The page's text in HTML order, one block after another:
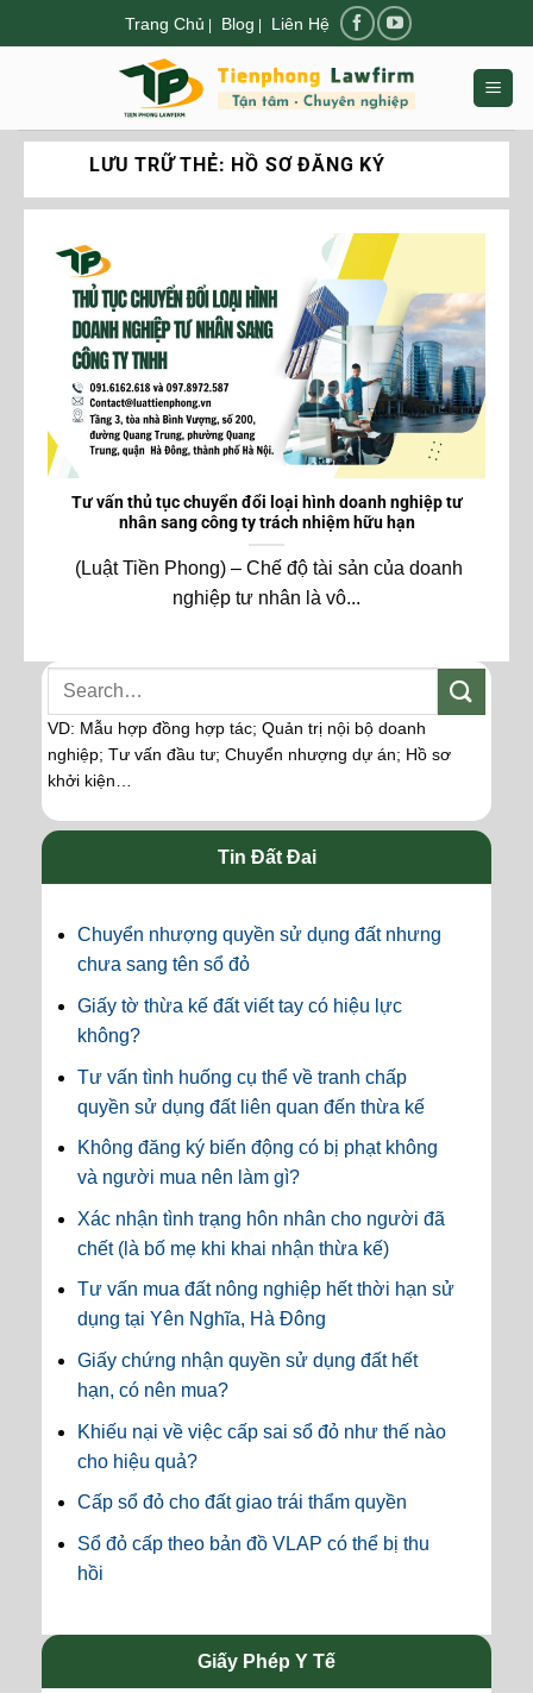
đến
Trang Chủ | Blog | Liên Hệ
LƯU TRỮ THẺ: HỒ SƠ ĐĂNG KÝ
Tư vấn thủ tục chuyển đổi loại hình doanh nghiệp tư
nhân sang công ty trách nhiệm hữu hạn
(Luật Tiền Phong) – Chế độ tài sản của doanh
nghiệp tư nhân là vô...
VD: Mẫu hợp đồng hợp tác; Quản trị nội bộ doanh
nghiệp; Tư vấn đầu tư; Chuyển nhượng dự án; Hồ sơ
khởi kiện…
Tin Đất Đai
Chuyển nhượng quyền sử dụng đất nhưng
chưa sang tên sổ đỏ
Giấy tờ thừa kế đất viết tay có hiệu lực
không?
Tư vấn tình huống cụ thể về tranh chấp
quyền sử dụng đất liên quan đến thừa kế
Không đăng ký biến động có bị phạt không
và người mua nên làm gì?
Xác nhận tình trạng hôn nhân cho người đã
chết (là bố mẹ khi khai nhận thừa kế)
Tư vấn mua đất nông nghiệp hết thời hạn sử
dụng tại Yên Nghĩa, Hà Đông
Giấy chứng nhận quyền sử dụng đất hết
hạn, có nên mua?
Khiếu nại về việc cấp sai sổ đỏ như thế nào
cho hiệu quả?
Cấp sổ đỏ cho đất giao trái thẩm quyền
Sổ đỏ cấp theo bản đồ VLAP có thể bị thu
hồi
Giấy Phép Y Tế